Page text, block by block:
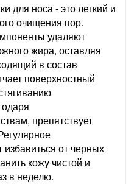
для носа - это легкий и
очищения пор.
удаляют
жира, оставляя
в состав
поверхностный
препятствует
избавиться от черных
кожу чистой и
в неделю.